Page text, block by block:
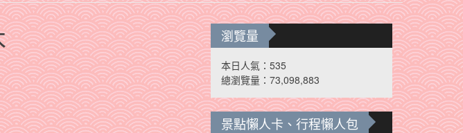
瀏覽量
本日人氣：535
總瀏覽量：73,098,883
景點懶人卡、行程懶人包